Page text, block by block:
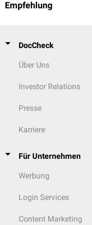
Empfehlung
DocCheck
Über Uns
Investor Relations
Presse
Karriere
Für Unternehmen
Werbung
Login Services
Content Marketing